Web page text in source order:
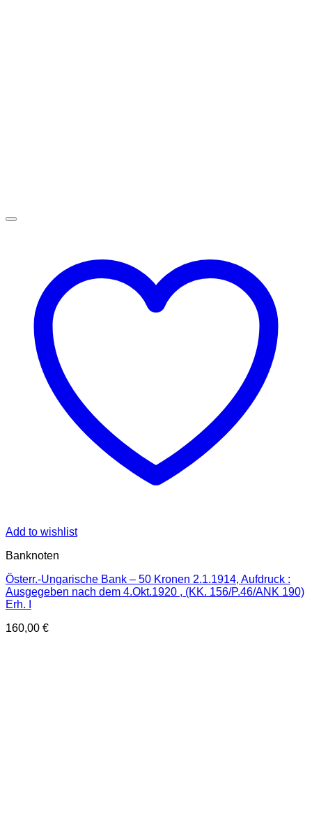
Add to wishlist
Banknoten
Österr.-Ungarische Bank – 50 Kronen 2.1.1914, Aufdruck :
Ausgegeben nach dem 4.Okt.1920 , (KK. 156/P.46/ANK 190)
Erh. I
160,00 €